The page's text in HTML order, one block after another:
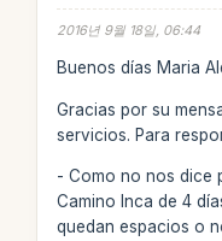
2016년 9월 18일, 06:44
Buenos días Maria
Gracias por su
servicios. Para
- Como no nos dice
Camino Inca de 4
quedan espacios o